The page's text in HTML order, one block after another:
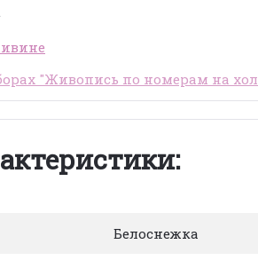
"Живопись по номерам на
Белоснежка